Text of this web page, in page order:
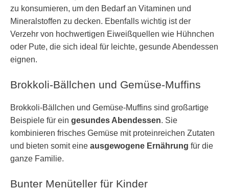
zu konsumieren, um den Bedarf an Vitaminen und
Mineralstoffen zu decken. Ebenfalls wichtig ist der
Verzehr von hochwertigen Eiweißquellen wie Hühnchen
oder Pute, die sich ideal für leichte, gesunde Abendessen
eignen.
Brokkoli-Bällchen und Gemüse-Muffins
Brokkoli-Bällchen und Gemüse-Muffins sind großartige
Beispiele für ein gesundes Abendessen. Sie
kombinieren frisches Gemüse mit proteinreichen Zutaten
und bieten somit eine ausgewogene Ernährung für die
ganze Familie.
Bunter Menüteller für Kinder